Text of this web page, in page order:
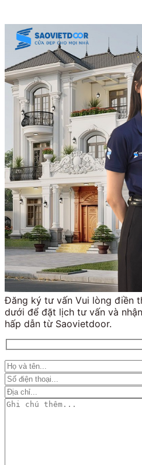
Đăng ký tư vấn Vui lòng điền
dưới để đặt lịch tư vấn và
hấp dẫn từ Saovietdoor.